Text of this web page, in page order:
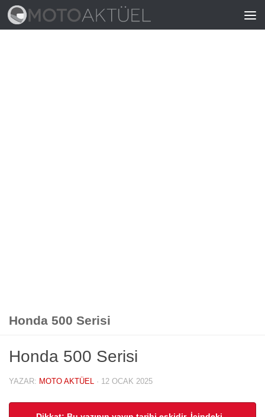
Skip to content
Honda 500 Serisi
Honda 500 Serisi
YAZAR: MOTO AKTÜEL · 12 OCAK 2025